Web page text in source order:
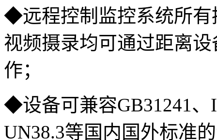
◆远程控制监控系统所有
视频摄录均可通过距离
作；
◆设备可兼容GB31241、
UN38.3等国内国外标准